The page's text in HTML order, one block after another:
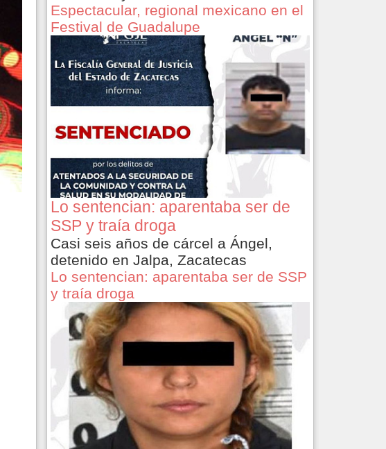
Espectacular, regional mexicano en el
Festival de Guadalupe
Lo sentencian: aparentaba ser de
SSP y traía droga
Casi seis años de cárcel a Ángel,
detenido en Jalpa, Zacatecas
Lo sentencian: aparentaba ser de SSP
y traía droga